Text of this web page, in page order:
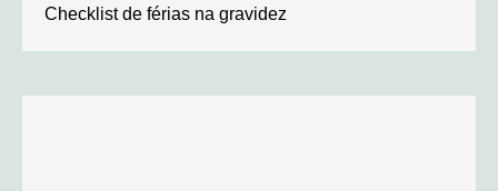
Checklist de férias na gravidez